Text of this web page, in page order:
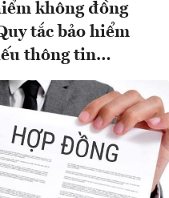
không đồng
tắc bảo hiểm
thông tin…